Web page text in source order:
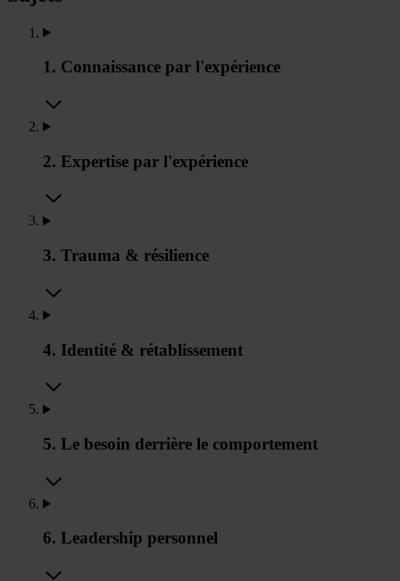
1. Connaissance par l'expérience
2. Expertise par l'expérience
3. Trauma & résilience
4. Identité & rétablissement
5. Le besoin derrière le comportement
6. Leadership personnel